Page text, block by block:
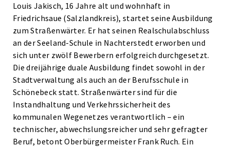
Louis Jakisch, 16 Jahre alt und wohnhaft in
Friedrichsaue (Salzlandkreis), startet seine Ausbildung
zum Straßenwärter. Er hat seinen Realschulabschluss
an der Seeland-Schule in Nachterstedt erworben und
sich unter zwölf Bewerbern erfolgreich durchgesetzt.
Die dreijährige duale Ausbildung findet sowohl in der
Stadtverwaltung als auch an der Berufsschule in
Schönebeck statt. Straßenwärter sind für die
Instandhaltung und Verkehrssicherheit des
kommunalen Wegenetzes verantwortlich – ein
technischer, abwechslungsreicher und sehr gefragter
Beruf, betont Oberbürgermeister Frank Ruch. Ein